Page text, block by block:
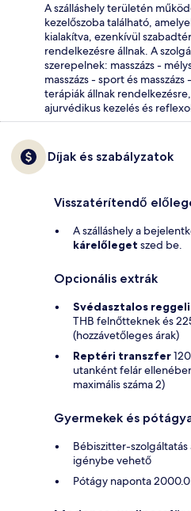
A szálláshely területén
kezelőszoba található,
kialakítva, ezenkívül
rendelkezésre állnak. A
szerepelnek: masszázs -
masszázs - sport és
terápiák állnak
ajurvédikus kezelés és
Díjak és szabályzatok
Visszatérítendő
A szálláshely a
kárelőleget szed be.
Opcionális extrák
Svédasztalos reggeli
THB felnőtteknek és
(hozzávetőleges árak)
Reptéri transzfer
utanként felár
maximális száma 2)
Gyermekek és
Bébiszitter-
igénybe vehető
Pótágy naponta